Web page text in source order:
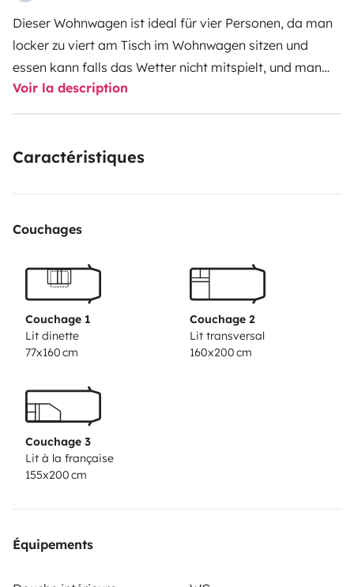
Dieser Wohnwagen ist ideal für vier Personen, da man
locker zu viert am Tisch im Wohnwagen sitzen und
essen kann falls das Wetter nicht mitspielt, und man
gleichzeitig ohne Umbau vier vollwertige 'ebenerdige'
Schlafplätze hat. Die großzügige Sitzgruppe habe ich
Lattenrost und zwei 80cm breite Matratzen ersetzt. So
verwenden, dann nehme ich den Lattenrost und die
hinein. Der hintere Schlafbereich mit Bad und Toilette
ist durch eine Schiebetür abtrennbar, so haben die
Eltern Ruhe vor den Kindern oder umgekehrt ;-). Das ist
viel wert und erhöht das Urlaubsgefühl absolut! Die
Matratze im Schlafbereich ist inzwischen nagelneu, auf
etwas dicker und Härte H3, also relativ fest. Wir
genießen es sehr, mit diesem Wohnwagen bei einer
Aufbaulänge von 6,5m nicht die Enge des Campings zu
spüren, und nicht jeden Tag irgendwie umräumen zu
vom Gefühl her mehr wie ein echtes Mobilheim. So
zu Strand und Natur mit einem echten Urlaubsgefühl
Voir la description
Caractéristiques
Couchages
Couchage 1
Lit dinette
77x160 cm
Couchage 2
Lit transversal
160x200 cm
Couchage 3
Lit à la française
155x200 cm
Équipements